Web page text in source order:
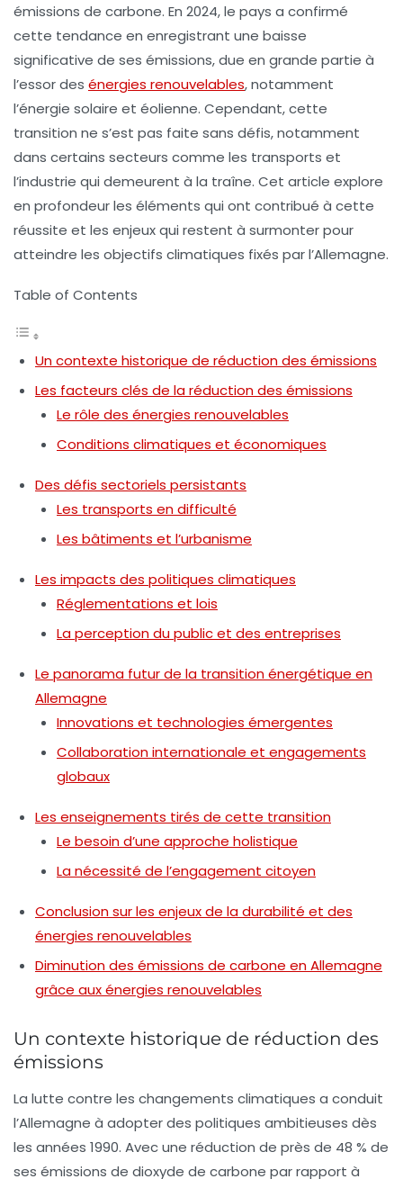
émissions de carbone. En 2024, le pays a confirmé
cette tendance en enregistrant une baisse
significative de ses émissions, due en grande partie à
l’essor des énergies renouvelables, notamment
l’énergie solaire et éolienne. Cependant, cette
transition ne s’est pas faite sans défis, notamment
dans certains secteurs comme les transports et
l’industrie qui demeurent à la traîne. Cet article explore
en profondeur les éléments qui ont contribué à cette
réussite et les enjeux qui restent à surmonter pour
atteindre les objectifs climatiques fixés par l’Allemagne.
Table of Contents
Un contexte historique de réduction des émissions
Les facteurs clés de la réduction des émissions
Le rôle des énergies renouvelables
Conditions climatiques et économiques
Des défis sectoriels persistants
Les transports en difficulté
Les bâtiments et l’urbanisme
Les impacts des politiques climatiques
Réglementations et lois
La perception du public et des entreprises
Le panorama futur de la transition énergétique en
Allemagne
Innovations et technologies émergentes
Collaboration internationale et engagements
globaux
Les enseignements tirés de cette transition
Le besoin d’une approche holistique
La nécessité de l’engagement citoyen
Conclusion sur les enjeux de la durabilité et des
énergies renouvelables
Diminution des émissions de carbone en Allemagne
grâce aux énergies renouvelables
Un contexte historique de réduction des
émissions
La lutte contre les changements climatiques a conduit
l’Allemagne à adopter des politiques ambitieuses dès
les années 1990. Avec une réduction de près de 48 % de
ses émissions de dioxyde de carbone par rapport à